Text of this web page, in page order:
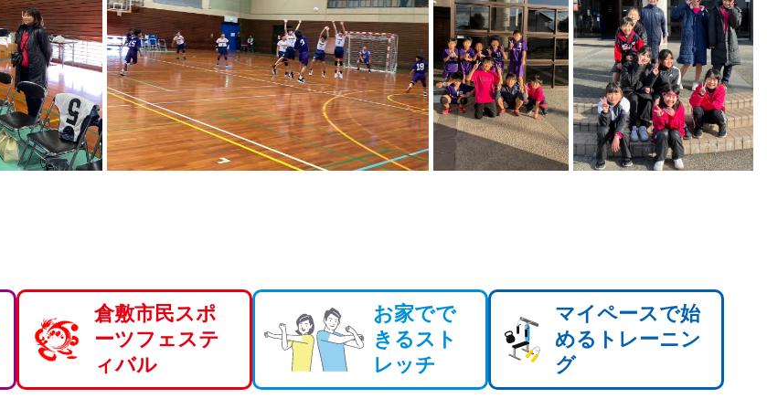
倉敷市民スポ
ーツフェステ
ィバル
お家でで
きるスト
レッチ
マイペースで始
めるトレーニン
グ